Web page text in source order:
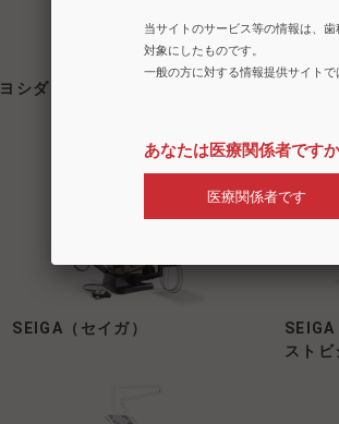
ヨシダ MaxiDrive YK25L
SEIGA（セイガ）
ストビ
当サイトのサービス等の情報は、
対象にしたものです。
一般の方に対する情報提供サイトで
あなたは医療関係者です
医療関係者です